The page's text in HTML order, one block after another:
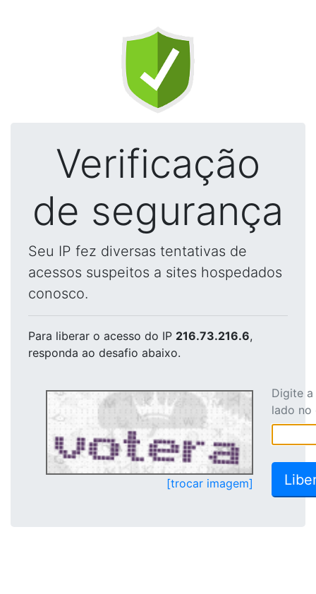
Verificação
de segurança
Seu IP fez diversas tentativas de
acessos suspeitos a sites hospedados
conosco.
Para liberar o acesso do IP 216.73.216.6,
responda ao desafio abaixo.
[trocar imagem]
Digite
lado no